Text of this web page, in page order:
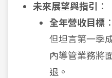
未來展望與指引
：
全年營收目標
但坦言第一季
內導管業務將
退。